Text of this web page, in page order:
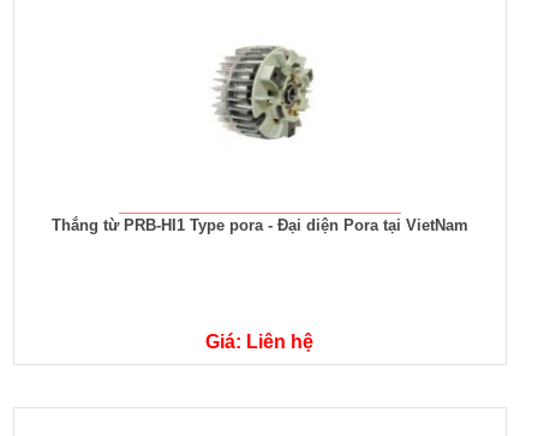
Thắng từ PRB-HI1 Type pora - Đại diện Pora tại VietNam
Giá: Liên hệ